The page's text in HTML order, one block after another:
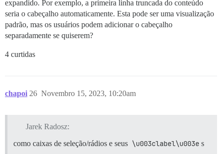
expandido. Por exemplo, a primeira linha truncada do conteúdo
seria o cabeçalho automaticamente. Esta pode ser uma visualização
padrão, mas os usuários podem adicionar o cabeçalho
separadamente se quiserem?
4 curtidas
chapoi Novembro 15, 2023, 10:20am
26
Jarek Radosz:
como caixas de seleção/rádios e seus \u003clabel\u003e s